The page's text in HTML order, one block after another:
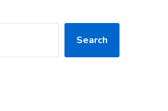
Search